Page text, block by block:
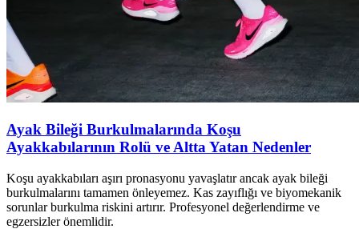
Ayak Bileği Burkulmalarında Koşu
Ayakkabılarının Rolü ve Altta Yatan Nedenler
Koşu ayakkabıları aşırı pronasyonu yavaşlatır ancak ayak bileği
burkulmalarını tamamen önleyemez. Kas zayıflığı ve biyomekanik
sorunlar burkulma riskini artırır. Profesyonel değerlendirme ve
egzersizler önemlidir.